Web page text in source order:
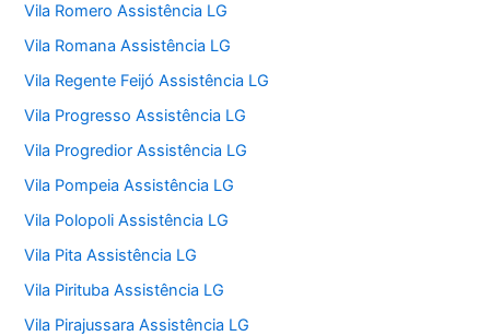
Vila Romero Assistência LG
Vila Romana Assistência LG
Vila Regente Feijó Assistência LG
Vila Progresso Assistência LG
Vila Progredior Assistência LG
Vila Pompeia Assistência LG
Vila Polopoli Assistência LG
Vila Pita Assistência LG
Vila Pirituba Assistência LG
Vila Pirajussara Assistência LG